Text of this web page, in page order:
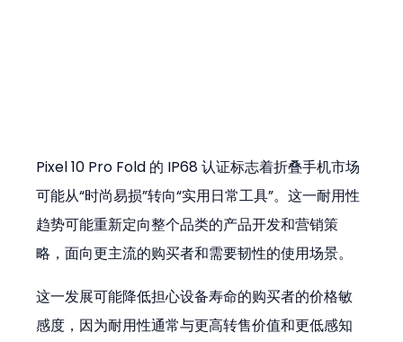
Pixel 10 Pro Fold 的 IP68 认证标志着折叠手机市场
可能从“时尚易损”转向“实用日常工具”。这一耐用性
趋势可能重新定向整个品类的产品开发和营销策
略，面向更主流的购买者和需要韧性的使用场景。
这一发展可能降低担心设备寿命的购买者的价格敏
感度，因为耐用性通常与更高转售价值和更低感知